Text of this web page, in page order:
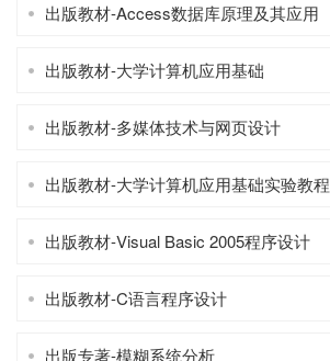
出版教材-Access数据库原理及其应用
出版教材-大学计算机应用基础
出版教材-多媒体技术与网页设计
出版教材-大学计算机应用基础实验教程
出版教材-Visual Basic 2005程序设计
出版教材-C语言程序设计
出版专著-模糊系统分析